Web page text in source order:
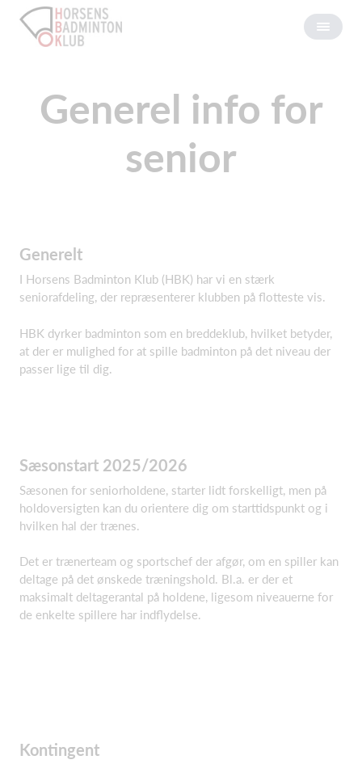
Generel info for
senior
Generelt
I Horsens Badminton Klub (HBK) har vi en stærk
seniorafdeling, der repræsenterer klubben på flotteste vis.
HBK dyrker badminton som en breddeklub, hvilket betyder,
at der er mulighed for at spille badminton på det niveau der
passer lige til dig.
Sæsonstart 2025/2026
Sæsonen for seniorholdene, starter lidt forskelligt, men på
holdoversigten kan du orientere dig om starttidspunkt og i
hvilken hal der trænes.
Det er trænerteam og sportschef der afgør, om en spiller kan
deltage på det ønskede træningshold. Bl.a. er der et
maksimalt deltagerantal på holdene, ligesom niveauerne for
de enkelte spillere har indflydelse.
Kontingent